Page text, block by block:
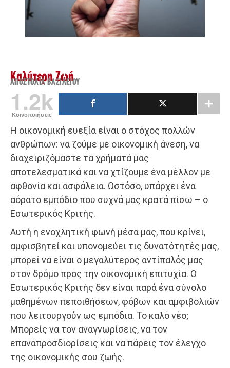
Καλύτερη Ζωή
ΑΠΟΣΤΟΛΊΑ ΒΑΣΙΛΕΊΟΥ
1.2k
Κοινοποιήσεις
Η οικονομική ευεξία είναι ο στόχος πολλών
ανθρώπων: να ζούμε με οικονομική άνεση, να
διαχειριζόμαστε τα χρήματά μας
αποτελεσματικά και να χτίζουμε ένα μέλλον με
αφθονία και ασφάλεια. Ωστόσο, υπάρχει ένα
αόρατο εμπόδιο που συχνά μας κρατά πίσω – ο
Εσωτερικός Κριτής.
Αυτή η ενοχλητική φωνή μέσα μας, που κρίνει,
αμφισβητεί και υπονομεύει τις δυνατότητές μας,
μπορεί να είναι ο μεγαλύτερος αντίπαλός μας
στον δρόμο προς την οικονομική επιτυχία. Ο
Εσωτερικός Κριτής δεν είναι παρά ένα σύνολο
μαθημένων πεποιθήσεων, φόβων και αμφιβολιών
που λειτουργούν ως εμπόδια. Το καλό νέο;
Μπορείς να τον αναγνωρίσεις, να τον
επαναπροσδιορίσεις και να πάρεις τον έλεγχο
της οικονομικής σου ζωής.